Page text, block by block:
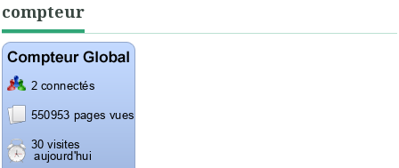
compteur